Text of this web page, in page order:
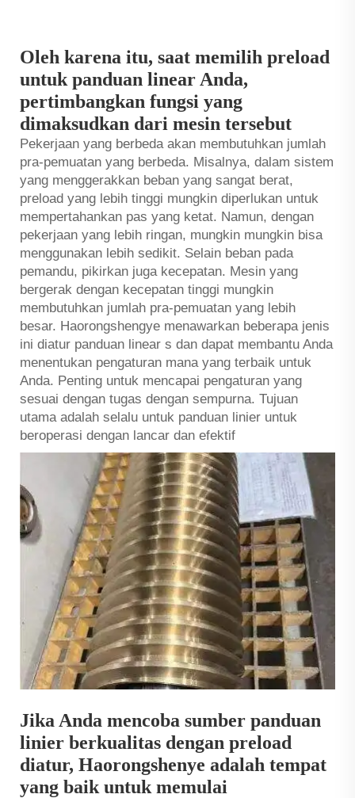
Oleh karena itu, saat memilih preload
untuk panduan linear Anda,
pertimbangkan fungsi yang
dimaksudkan dari mesin tersebut
Pekerjaan yang berbeda akan membutuhkan jumlah
pra-pemuatan yang berbeda. Misalnya, dalam sistem
yang menggerakkan beban yang sangat berat,
preload yang lebih tinggi mungkin diperlukan untuk
mempertahankan pas yang ketat. Namun, dengan
pekerjaan yang lebih ringan, mungkin mungkin bisa
menggunakan lebih sedikit. Selain beban pada
pemandu, pikirkan juga kecepatan. Mesin yang
bergerak dengan kecepatan tinggi mungkin
membutuhkan jumlah pra-pemuatan yang lebih
besar. Haorongshengye menawarkan beberapa jenis
ini diatur panduan linear s dan dapat membantu Anda
menentukan pengaturan mana yang terbaik untuk
Anda. Penting untuk mencapai pengaturan yang
sesuai dengan tugas dengan sempurna. Tujuan
utama adalah selalu untuk panduan linier untuk
beroperasi dengan lancar dan efektif
Jika Anda mencoba sumber panduan
linier berkualitas dengan preload
diatur, Haorongshenye adalah tempat
yang baik untuk memulai